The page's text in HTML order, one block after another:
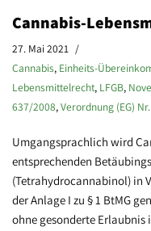
Cannabis-
27. Mai 2021
Cannabis, Einheits-
Lebensmittelrecht, LFGB,
637/2008,Verordnung (EG)
Umgangsprachlich wird
entsprechenden
(Tetrahydrocannabinol) in
der Anlage I zu § 1 BtMG
ohne gesonderte Erlaubnis